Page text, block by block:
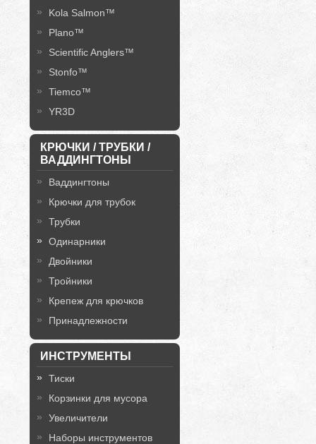
Kola Salmon™
Plano™
Scientific Anglers™
Stonfo™
Tiemco™
YR3D
КРЮЧКИ / ТРУБКИ /
ВАДДИНГТОНЫ
Ваддингтоны
Крючки для трубок
Трубки
Одинарники
Двойники
Тройники
Крепеж для крючков
Принадлежности
ИНСТРУМЕНТЫ
Тиски
Корзинки для мусора
Увеличители
Наборы инструментов